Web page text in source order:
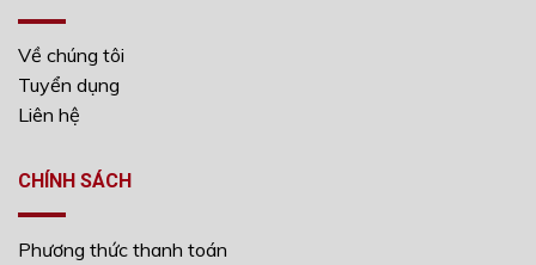
Về chúng tôi
Tuyển dụng
Liên hệ
CHÍNH SÁCH
Phương thức thanh toán